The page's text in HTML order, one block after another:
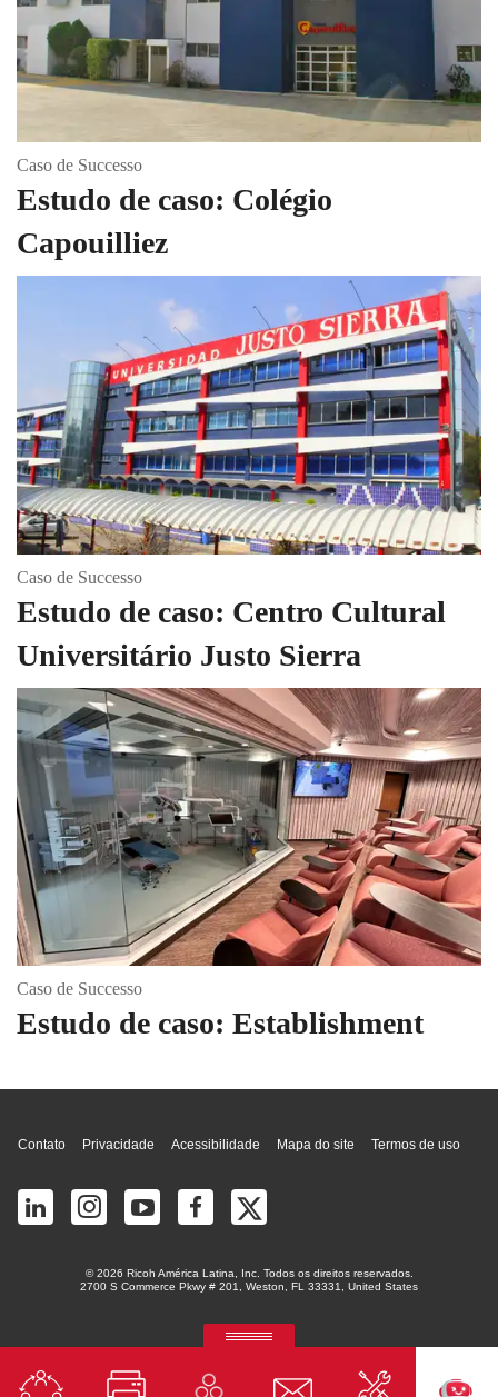
Caso de Successo
Estudo de caso: Colégio
Capouilliez
Caso de Successo
Estudo de caso: Centro Cultural
Universitário Justo Sierra
Caso de Successo
Estudo de caso: Establishment
Aplicação preditiva de crédito com IA
Contato Privacidade Acessibilidade Mapa do site Termos de uso
© 2026 Ricoh América Latina, Inc. Todos os direitos reservados.
2700 S Commerce Pkwy # 201, Weston, FL 33331, United States